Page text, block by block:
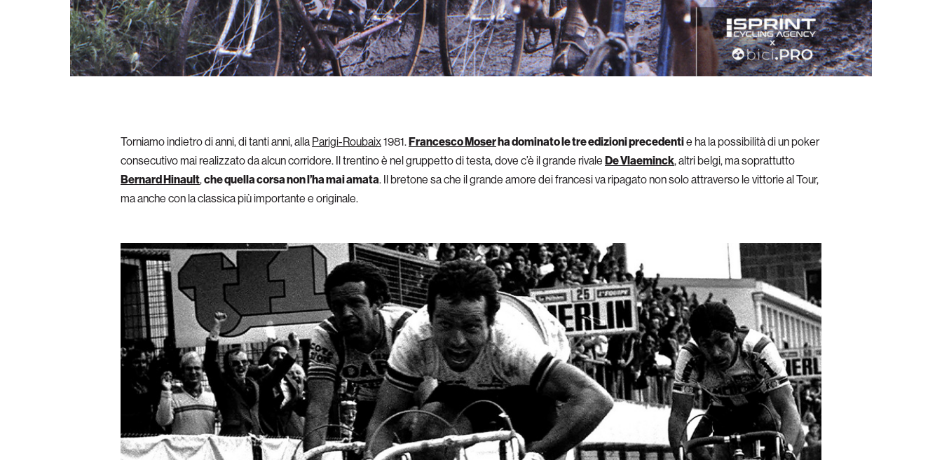
Torniamo indietro di anni, di tanti anni, alla Parigi-Roubaix1981.Francesco Moserha dominato le tre edizioni precedentie ha la possibilità di un poker
consecutivo mai realizzato da alcun corridore. Il trentino è nel gruppetto di testa, dove c’è il grande rivale De Vlaeminck, altri belgi, ma soprattutto
Bernard Hinault,che quella corsa non l’ha mai amata. Il bretone sa che il grande amore dei francesi va ripagato non solo attraverso le vittorie al Tour,
ma anche con la classica più importante e originale.